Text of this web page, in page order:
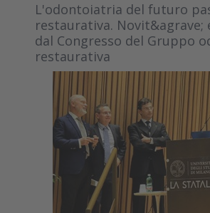
L'odontoiatria del futuro
restaurativa. Novit&agrave;
dal Congresso del Gruppo
restaurativa